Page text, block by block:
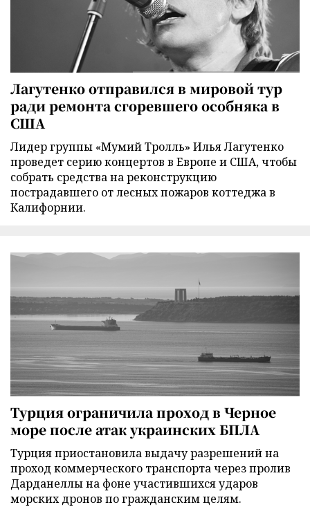
Лагутенко отправился в мировой тур
ради ремонта сгоревшего особняка в
США
Лидер группы «Мумий Тролль» Илья Лагутенко
проведет серию концертов в Европе и США, чтобы
собрать средства на реконструкцию
пострадавшего от лесных пожаров коттеджа в
Калифорнии.
Турция ограничила проход в Черное
море после атак украинских БПЛА
Турция приостановила выдачу разрешений на
проход коммерческого транспорта через пролив
Дарданеллы на фоне участившихся ударов
морских дронов по гражданским целям.